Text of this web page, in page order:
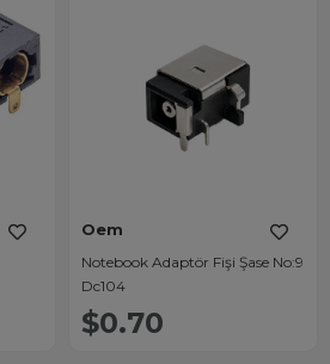
Oem
Notebook Adaptör Fişi Şase No:9
Dc104
$0.70